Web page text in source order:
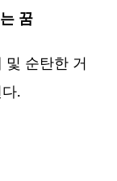
꿈
및 순탄한 거
.